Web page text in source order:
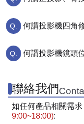
何謂投影機四角
何謂投影機鏡頭
聯絡我們
如任何產品相關需
9:00~18:00):